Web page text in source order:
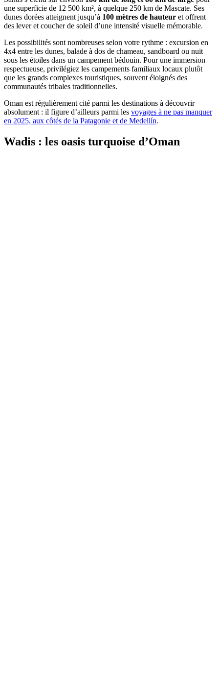
une superficie de 12 500 km², à quelque 250 km de Mascate. Ses
dunes dorées atteignent jusqu’à 100 mètres de hauteur et offrent
des lever et coucher de soleil d’une intensité visuelle mémorable.
Les possibilités sont nombreuses selon votre rythme : excursion en
4x4 entre les dunes, balade à dos de chameau, sandboard ou nuit
sous les étoiles dans un campement bédouin. Pour une immersion
respectueuse, privilégiez les campements familiaux locaux plutôt
que les grands complexes touristiques, souvent éloignés des
communautés tribales traditionnelles.
Oman est régulièrement cité parmi les destinations à découvrir
absolument : il figure d’ailleurs parmi les voyages à ne pas manquer
en 2025, aux côtés de la Patagonie et de Medellín.
Wadis : les oasis turquoise d’Oman